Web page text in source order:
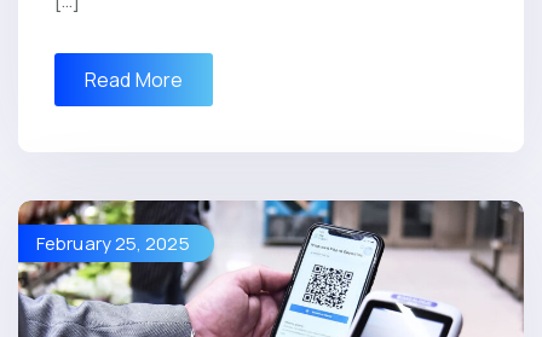
Read More
February 25, 2025